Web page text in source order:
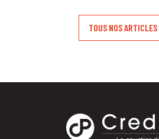
TOUS NOS ARTICLES